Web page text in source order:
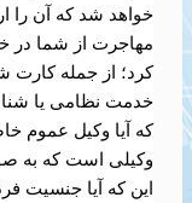
خواهد شد که آن را
مهاجرت از شما در
کرد؛ از جمله کارت
خدمت نظامی یا
که آیا وکیل عموم
وکیلی است که به
این که آیا جنسیت